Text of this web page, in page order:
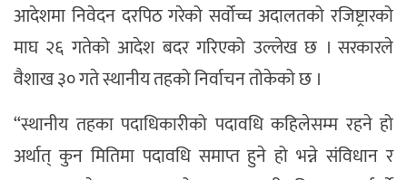
आदेशमा निवेदन दरपिठ गरेको सर्वोच्च अदालतको रजिष्ट्रारको
माघ २६ गतेको आदेश बदर गरिएको उल्लेख छ । सरकारले
वैशाख ३० गते स्थानीय तहको निर्वाचन तोकेको छ ।
“स्थानीय तहका पदाधिकारीको पदावधि कहिलेसम्म रहने हो
अर्थात् कुन मितिमा पदावधि समाप्त हुने हो भन्ने संविधान र